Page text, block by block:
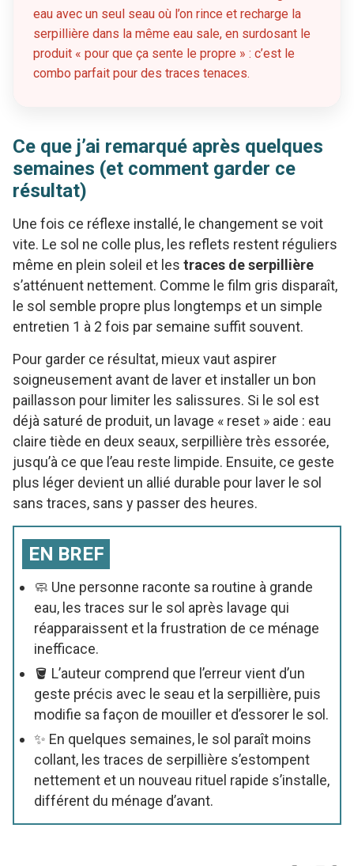
eau avec un seul seau où l’on rince et recharge la
serpillière dans la même eau sale, en surdosant le
produit « pour que ça sente le propre » : c’est le
combo parfait pour des traces tenaces.
Ce que j’ai remarqué après quelques
semaines (et comment garder ce
résultat)
Une fois ce réflexe installé, le changement se voit
vite. Le sol ne colle plus, les reflets restent réguliers
même en plein soleil et les traces de serpillière
s’atténuent nettement. Comme le film gris disparaît,
le sol semble propre plus longtemps et un simple
entretien 1 à 2 fois par semaine suffit souvent.
Pour garder ce résultat, mieux vaut aspirer
soigneusement avant de laver et installer un bon
paillasson pour limiter les salissures. Si le sol est
déjà saturé de produit, un lavage « reset » aide : eau
claire tiède en deux seaux, serpillière très essorée,
jusqu’à ce que l’eau reste limpide. Ensuite, ce geste
plus léger devient un allié durable pour laver le sol
sans traces, sans y passer des heures.
EN BREF
🧼 Une personne raconte sa routine à grande
eau, les traces sur le sol après lavage qui
réapparaissent et la frustration de ce ménage
inefficace.
🪣 L’auteur comprend que l’erreur vient d’un
geste précis avec le seau et la serpillière, puis
modifie sa façon de mouiller et d’essorer le sol.
✨ En quelques semaines, le sol paraît moins
collant, les traces de serpillière s’estompent
nettement et un nouveau rituel rapide s’installe,
différent du ménage d’avant.